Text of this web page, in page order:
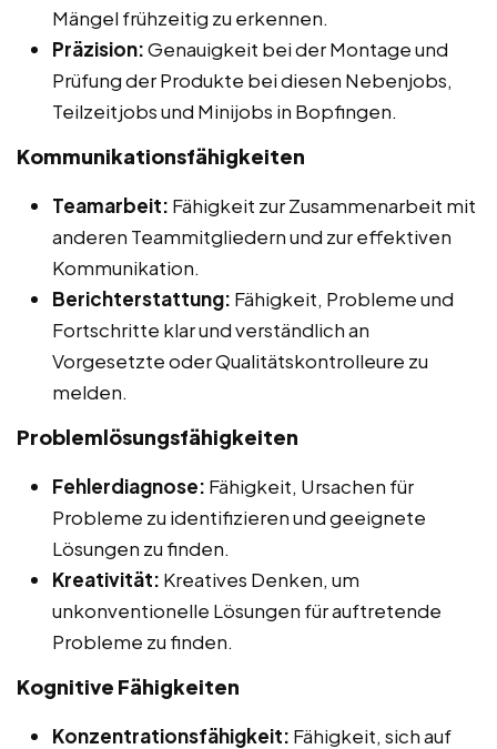
Mängel frühzeitig zu erkennen.
Präzision:Genauigkeit bei der Montage und
Prüfung der Produkte bei diesen Nebenjobs,
Teilzeitjobs und Minijobs in Bopfingen.
Kommunikationsfähigkeiten
Teamarbeit: Fähigkeit zur Zusammenarbeit mit
anderen Teammitgliedern und zur effektiven
Kommunikation.
Berichterstattung: Fähigkeit, Probleme und
Fortschritte klar und verständlich an
Vorgesetzte oder Qualitätskontrolleure zu
melden.
Problemlösungsfähigkeiten
Fehlerdiagnose: Fähigkeit, Ursachen für
Probleme zu identifizieren und geeignete
Lösungen zu finden.
Kreativität: Kreatives Denken, um
unkonventionelle Lösungen für auftretende
Probleme zu finden.
Kognitive Fähigkeiten
Konzentrationsfähigkeit: Fähigkeit, sich auf